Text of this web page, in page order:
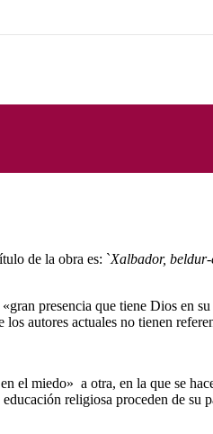
de la obra es: `Xalbador,
presencia que tiene Dios en
autores actuales no tienen
el miedo» a otra, en la que se
religiosa proceden de su